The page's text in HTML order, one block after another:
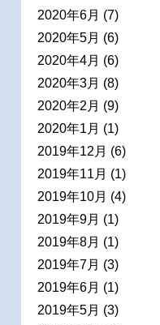
2020年6月 (7)
2020年5月 (6)
2020年4月 (6)
2020年3月 (8)
2020年2月 (9)
2020年1月 (1)
2019年12月 (6)
2019年11月 (1)
2019年10月 (4)
2019年9月 (1)
2019年8月 (1)
2019年7月 (3)
2019年6月 (1)
2019年5月 (3)